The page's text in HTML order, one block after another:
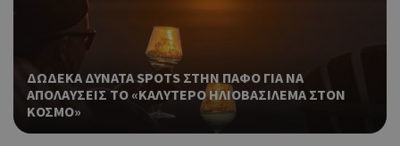
ΔΩΔΕΚΑ ΔΥΝΑΤΑ SPOTS ΣΤΗΝ ΠΑΦΟ ΓΙΑ ΝΑ
ΑΠΟΛΑΥΣΕΙΣ ΤΟ «ΚΑΛΥΤΕΡΟ ΗΛΙΟΒΑΣΙΛΕΜΑ ΣΤΟΝ
ΚΟΣΜΟ»
takeOverCookie